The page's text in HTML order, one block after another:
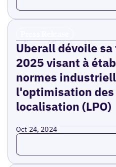
Uberall dévoile
2025 visant à
normes
l'optimisation des
localisation (LPO)
Oct 24, 2024
Read more